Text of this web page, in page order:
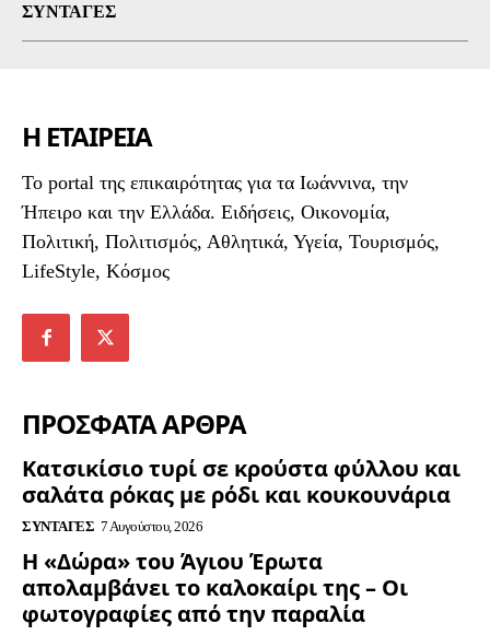
ΣΥΝΤΑΓΈΣ
Η ΕΤΑΙΡΕΙΑ
To portal της επικαιρότητας για τα Ιωάννινα, την
Ήπειρο και την Ελλάδα. Ειδήσεις, Οικονομία,
Πολιτική, Πολιτισμός, Αθλητικά, Υγεία, Τουρισμός,
LifeStyle, Κόσμος
ΠΡΟΣΦΑΤΑ ΑΡΘΡΑ
Κατσικίσιο τυρί σε κρούστα φύλλου και
σαλάτα ρόκας με ρόδι και κουκουνάρια
ΣΥΝΤΑΓΈΣ 7 Αυγούστου, 2026
Η «Δώρα» του Άγιου Έρωτα
απολαμβάνει το καλοκαίρι της – Οι
φωτογραφίες από την παραλία